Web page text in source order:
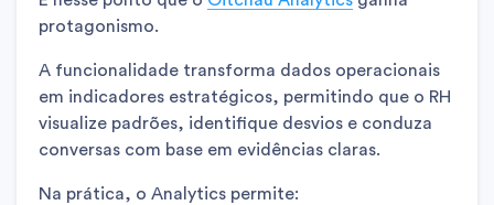
protagonismo.
A funcionalidade transforma dados operacionais
em indicadores estratégicos, permitindo que o RH
visualize padrões, identifique desvios e conduza
conversas com base em evidências claras.
Na prática, o Analytics permite: